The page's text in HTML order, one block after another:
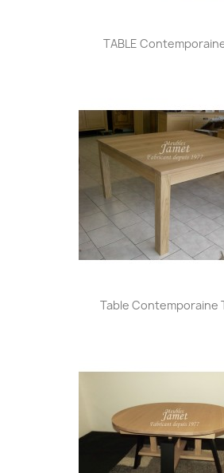
TABLE
Table Contemporaine